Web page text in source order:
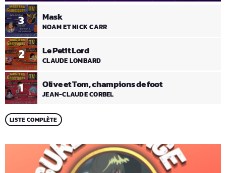
1 Olive et Tom, champions de foot
JEAN-CLAUDE CORBEL
2 Le Petit Lord
CLAUDE LOMBARD
3 Mask
NOAM ET NICK CARR
LISTE COMPLÈTE